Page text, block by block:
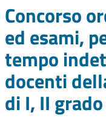
Concorso
ed esami,
tempo
docenti
di I, II